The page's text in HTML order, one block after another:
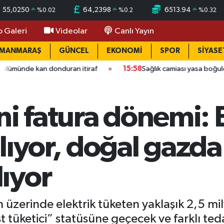
55,0250 %0.02 64,2398 %0.2 6513.94 %0.32
Galeri Videolar Canlı Yayın
GÜNCEL EKONOMİ SPOR
donduran itiraf 15:58Sağlık camiası yasa boğuldu:
fatura dönemi:
doğal gazda
üzerinde elektrik tüketen yaklaşık 2,5
tüketici” statüsüne geçecek ve farklı